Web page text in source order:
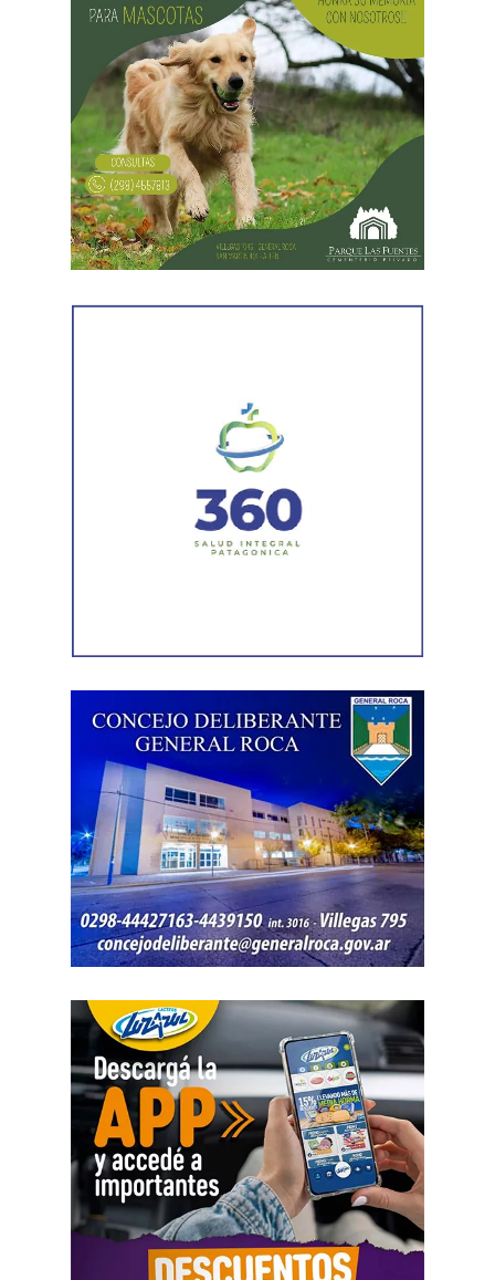
«El espíritu de esta reforma es beneficiar sólo a los
empresarios y aumentar sus márgenes de rentabilidad a
partir de una mayor explotación. Jornadas más extensas
y salarios más bajos», dijo el secretario general de ATE,
Rodolfo Aguiar, al iniciar la exposición por parte del
FreSU, que solicitó la audiencia junto con el Centro de
Estudios Legales y Sociales (CELS) y el Sindicato de
Prensa de Buenos Aires (SiPreBA). Participaron también
representantes de la Asociación de Abogados
Laboralistas, Mariana Amartino y Matías Cremonte, y el
Trabajo (ANJUT), Juan Orsini.
muerta. Con esta reforma, estamos frente a un régimen de
compraventa de la fuerza de trabajo. En la Argentina,
enfrentamos un ataque al Estado de Derecho, a la
democracia, a la Constitución Nacional y al sistema
interamericano de derechos humanos. Por eso es que
esta comisión debe actuar».
vida, como las tarifas de transporte, telefonía celular,
internet, luz y gas. Todo eso produjo una caída del salario
que tiene un impacto directo e indirecto sobre las
«Estamos viviendo una brutal disputa por el tiempo.
Mientras la reforma laboral ataca una de las conquistas
fundacionales como la jornada de 8 horas, instalando un
banco de horas flexible, que borra los límites entre lo
personal y lo laboral, debemos recurrir a varios empleos
para poder sostener la vida», dijo Chevalier y subrayó
asimétrica sobre las mujeres, provoca una crisis sobre los
cuidados y desorganiza los hogares».
Al abordar la persecución política a sindicalistas y
sindicatos, Biró sostuvo que «el Estado me ha iniciado
una persecución mediática, gremial, jurídica y personal
por ser el secretario general de la Asociación de Pilotos.
Se trata de una campaña abierta y pública de difamación
llevada adelante por funcionarios del gobierno, utilizando
la aplicación Mi Argentina o las carteleras de las